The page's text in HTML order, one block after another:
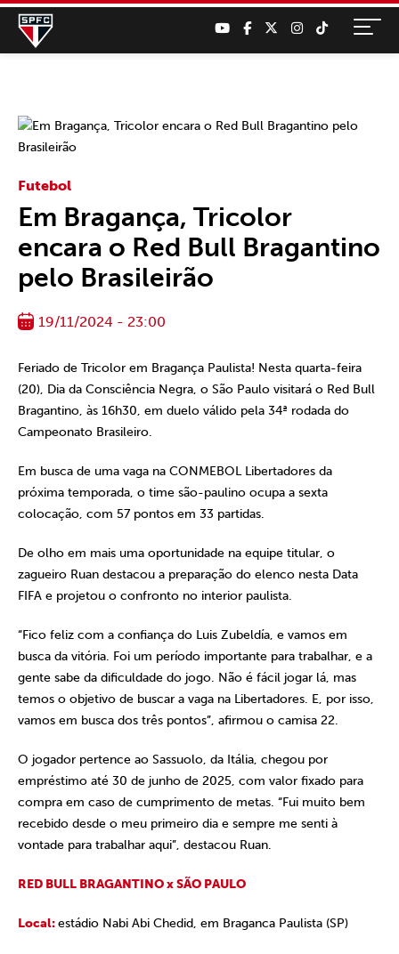
Futebol
Em Bragança, Tricolor
encara o Red Bull Bragantino
pelo Brasileirão
19/11/2024 - 23:00
Feriado de Tricolor em Bragança Paulista! Nesta quarta-feira
(20), Dia da Consciência Negra, o São Paulo visitará o Red Bull
Bragantino, às 16h30, em duelo válido pela 34ª rodada do
Campeonato Brasileiro.
Em busca de uma vaga na CONMEBOL Libertadores da
próxima temporada, o time são-paulino ocupa a sexta
colocação, com 57 pontos em 33 partidas.
De olho em mais uma oportunidade na equipe titular, o
zagueiro Ruan destacou a preparação do elenco nesta Data
FIFA e projetou o confronto no interior paulista.
“Fico feliz com a confiança do Luis Zubeldía, e vamos em
busca da vitória. Foi um período importante para trabalhar, e a
gente sabe da dificuldade do jogo. Não é fácil jogar lá, mas
temos o objetivo de buscar a vaga na Libertadores. E, por isso,
vamos em busca dos três pontos”, afirmou o camisa 22.
O jogador pertence ao Sassuolo, da Itália, chegou por
empréstimo até 30 de junho de 2025, com valor fixado para
compra em caso de cumprimento de metas. “Fui muito bem
recebido desde o meu primeiro dia e sempre me senti à
vontade para trabalhar aqui”, destacou Ruan.
RED BULL BRAGANTINO x SÃO PAULO
Local:estádio Nabi Abi Chedid, em Braganca Paulista (SP)